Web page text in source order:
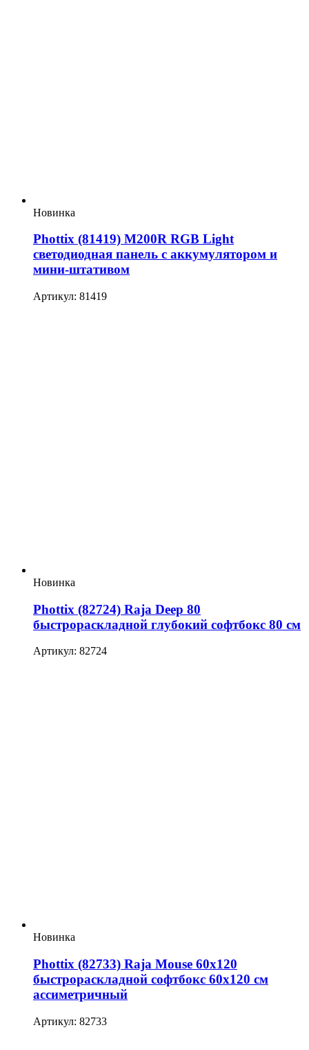
Новинка
Phottix (81419) M200R RGB Light
светодиодная панель с аккумулятором и
мини-штативом
Артикул: 81419
Новинка
Phottix (82724) Raja Deep 80
быстрораскладной глубокий софтбокс 80 см
Артикул: 82724
Новинка
Phottix (82733) Raja Mouse 60х120
быстрораскладной софтбокс 60х120 см
ассиметричный
Артикул: 82733